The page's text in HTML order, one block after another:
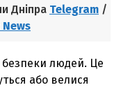
Дніпра Telegram /
безпеки людей. Це
або велися